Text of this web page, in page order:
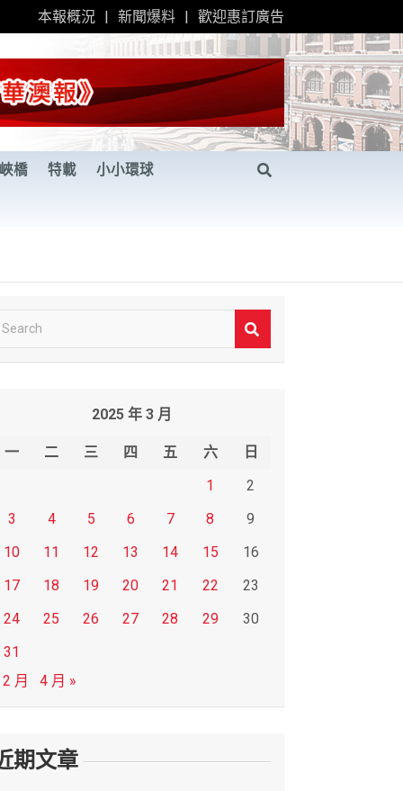
本報概況 新聞爆料 歡迎惠訂廣告
橋 特載 小小環球
2025 年 3 月
一 二 三 四 五 六
日
1
2
3
4 5 6 7 8
9
10
11 12 13 14 15
16
17
18 19 20 21 22
23
24
25 26 27 28 29
30
31
月
4 月 »
期文章